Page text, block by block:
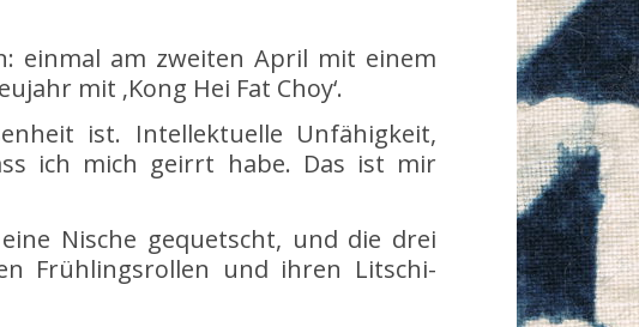
einmal am zweiten April mit einem
mit ‚Kong Hei Fat Choy‘.
ist. Intellektuelle Unfähigkeit,
ich mich geirrt habe. Das ist mir
Nische gequetscht, und die drei
Frühlingsrollen und ihren Litschi-